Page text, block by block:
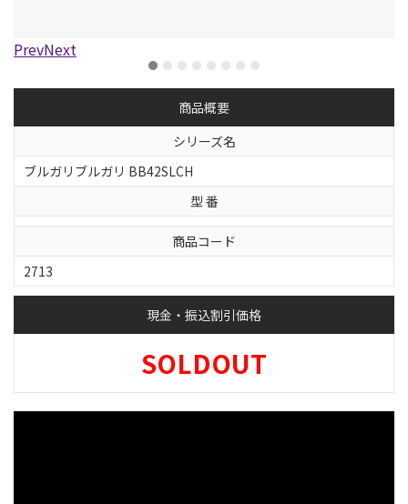
PrevNext
商品概要
シリーズ名
ブルガリブルガリ BB42SLCH
型 番
商品コード
2713
現金・振込割引価格
SOLDOUT